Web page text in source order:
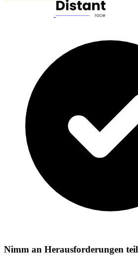
Nimm an Herausforderungen teil